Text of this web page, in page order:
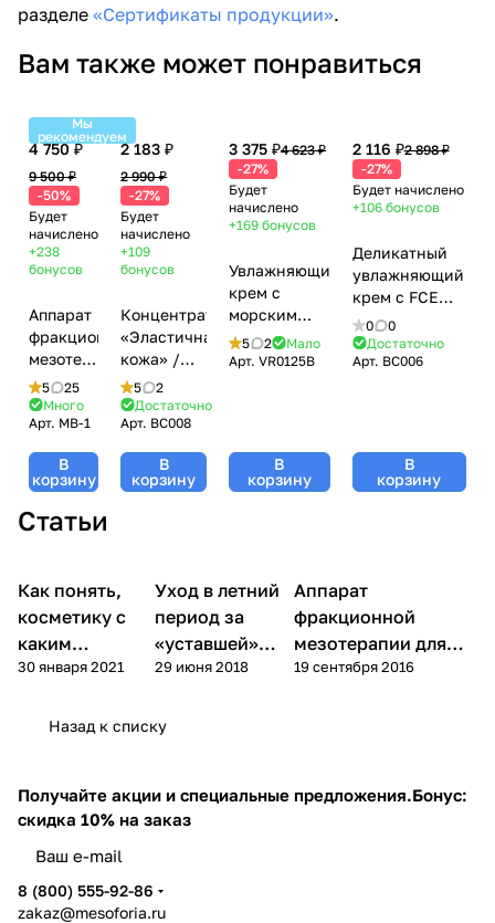
разделе «Сертификаты продукции».
Вам также может понравиться
Мы
рекомендуем
4 750 ₽
9 500 ₽
-50%
Будет
начислено
+238
бонусов
Аппарат
фракционной
мезотерапии
DermaPen
(Дермапен)
MesoBox
5
25
Много
Арт. MB-1
В
корзину
2 183 ₽
2 990 ₽
-27%
Будет
начислено
+109
бонусов
Концентрат
«Эластичная
кожа» /
Firming
Lift
Concentrate,
(Флорилис)
- 30 мл
5
2
Достаточно
Арт. BC008
В
корзину
3 375 ₽4 623 ₽
-27%
Будет
начислено
+169 бонусов
Увлажняющий
крем с
морским
ДНК / Creme
Hydratante A
5 2
Мало
Арт.VR0125B
В
корзину
2 116 ₽2 898 ₽
-27%
Будет начислено
+106 бонусов
Деликатный
увлажняющий
крем с FCE
дамасской
розы / Hydro
Activateur
50 мл
0
0
Достаточно
Арт. BC006
В
корзину
Статьи
Уход за лицом
Как понять,
косметику с
каким
витамином
30 января 2021
Уход за лицом
Уход в летний
период за
«уставшей»
или
кожей
29 июня 2018
мезотерапия
Аппарат
фракционной
мезотерапии для
лечения возрастных
19 сентября 2016
Назад к списку
Получайте акции и специальные предложения.Бонус:
скидка 10% на заказ
8 (800) 555-92-86
zakaz@mesoforia.ru